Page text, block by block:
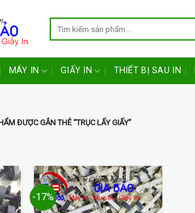
MÁY IN GIẤY IN THIẾT BỊ SAU IN
ĐƯỢC GẮN THẺ “TRỤC LẤY GIẤY”
-17%